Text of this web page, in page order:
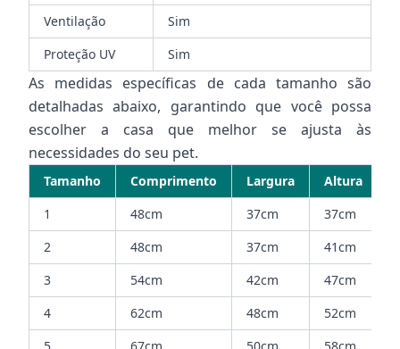
Ventilação
Sim
Proteção UV
Sim
As medidas específicas de cada tamanho são
detalhadas abaixo, garantindo que você possa
escolher a casa que melhor se ajusta às
necessidades do seu pet.
Tamanho Comprimento Largura
Altura
1
48cm 37cm
37cm
2
48cm 37cm
41cm
3
54cm 42cm
47cm
4
62cm 48cm
52cm